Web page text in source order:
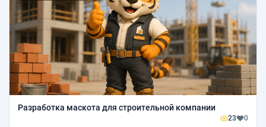
Разработка маскота для строительной компании
23 0